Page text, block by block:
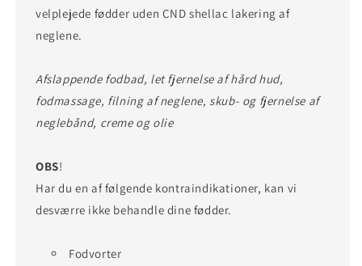
velplejede fødder uden CND shellac lakering af
neglene.
Afslappende fodbad, let fjernelse af hård hud,
fodmassage, filning af neglene, skub- og fjernelse af
neglebånd, creme og olie
OBS!
Har du en af følgende kontraindikationer, kan vi
desværre ikke behandle dine fødder.
Fodvorter